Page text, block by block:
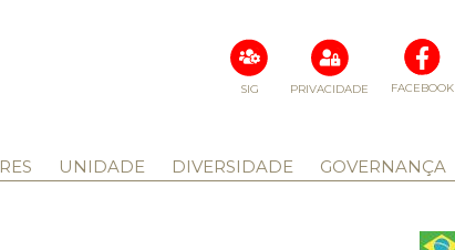
FACEBOOK
PRIVACIDADE
SIG
UNIDADE DIVERSIDADE GOVERNANÇA